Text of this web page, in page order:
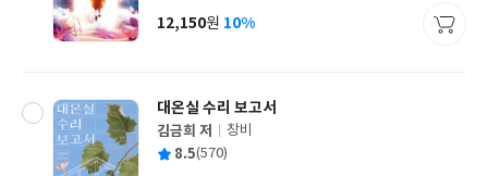
사
가
12,150원 10%
대온실 수리 보고서
글
쓴
김금희 저
출
창비
평 8.5(570)